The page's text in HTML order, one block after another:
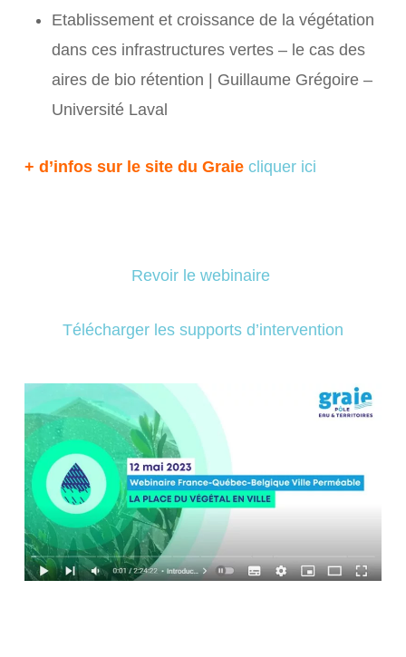
Etablissement et croissance de la végétation
dans ces infrastructures vertes – le cas des
aires de bio rétention | Guillaume Grégoire –
Université Laval
+ d’infos sur le site du Graie cliquer ici
Revoir le webinaire
Télécharger les supports d’intervention